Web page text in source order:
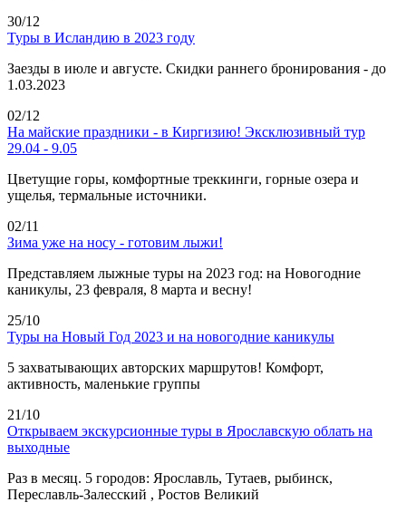
30/12
Туры в Исландию в 2023 году
Заезды в июле и августе. Скидки раннего бронирования - до
1.03.2023
02/12
На майские праздники - в Киргизию! Эксклюзивный тур
29.04 - 9.05
Цветущие горы, комфортные треккинги, горные озера и
ущелья, термальные источники.
02/11
Зима уже на носу - готовим лыжи!
Представляем лыжные туры на 2023 год: на Новогодние
каникулы, 23 февраля, 8 марта и весну!
25/10
Туры на Новый Год 2023 и на новогодние каникулы
5 захватывающих авторских маршрутов! Комфорт,
активность, маленькие группы
21/10
Открываем экскурсионные туры в Ярославскую облать на
выходные
Раз в месяц. 5 городов: Ярославль, Тутаев, рыбинск,
Переславль-Залесский , Ростов Великий